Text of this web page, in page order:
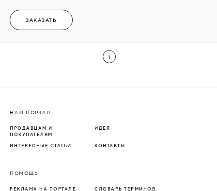
ЗАКАЗАТЬ
1
НАШ ПОРТАЛ
ПРОДАВЦАМ И
ПОКУПАТЕЛЯМ
ИДЕЯ
ИНТЕРЕСНЫЕ СТАТЬИ КОНТАКТЫ
ПОМОЩЬ
РЕКЛАМА НА ПОРТАЛЕ СЛОВАРЬ ТЕРМИНОВ